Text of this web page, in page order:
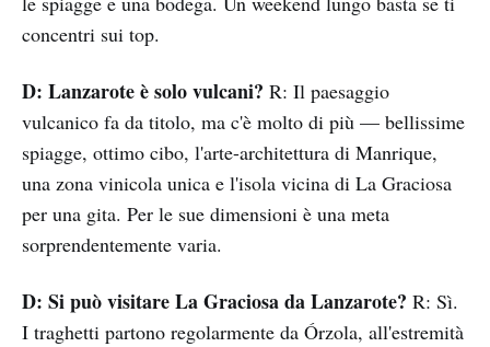
concentri sui top.
D: Lanzarote è solo vulcani? R: Il paesaggio
vulcanico fa da titolo, ma c'è molto di più — bellissime
spiagge, ottimo cibo, l'arte-architettura di Manrique,
una zona vinicola unica e l'isola vicina di La Graciosa
per una gita. Per le sue dimensioni è una meta
sorprendentemente varia.
D: Si può visitare La Graciosa da Lanzarote? R: Sì.
I traghetti partono regolarmente da Órzola, all'estremità